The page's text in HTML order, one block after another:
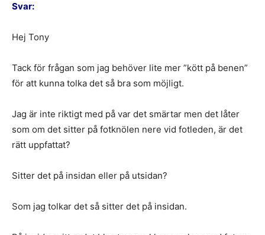
Svar:
Hej Tony
Tack för frågan som jag behöver lite mer ”kött på benen”
för att kunna tolka det så bra som möjligt.
Jag är inte riktigt med på var det smärtar men det låter
som om det sitter på fotknölen nere vid fotleden, är det
rätt uppfattat?
Sitter det på insidan eller på utsidan?
Som jag tolkar det så sitter det på insidan.